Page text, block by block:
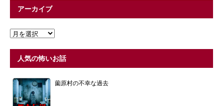
アーカイブ
人気の怖いお話
薗原村の不幸な過去